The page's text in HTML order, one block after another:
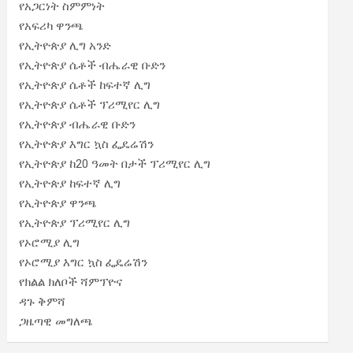
የአጋርነት ስምምነት
የአፍሪካ ዋንጫ
የኢትዮጵያ ሊግ አንድ
የኢትዮጵያ ሴቶች ብሔራዊ ቡድን
የኢትዮጵያ ሴቶች ከፍተኛ ሊግ
የኢትዮጵያ ሴቶች ፕሪሚየር ሊግ
የኢትዮጵያ ብሔራዊ ቡድን
የኢትዮጵያ እግር ኳስ ፌዴሬሽን
የኢትዮጵያ ከ20 ዓመት በታች ፕሪሚየር ሊግ
የኢትዮጵያ ከፍተኛ ሊግ
የኢትዮጵያ ዋንጫ
የኢትዮጵያ ፕሪሚየር ሊግ
የኦሮሚያ ሊግ
የኦሮሚያ እግር ኳስ ፌዴሬሽን
የክልል ክለቦች ሻምፕዮና
ዳጉ ቅምሻ
ጋዜጣዊ መግለጫ